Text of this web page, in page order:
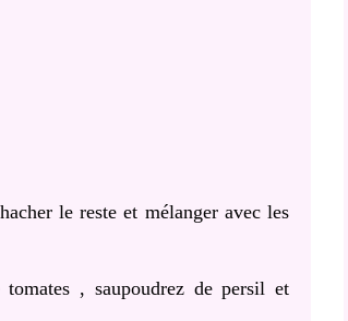
le reste et mélanger avec les
, saupoudrez de persil et